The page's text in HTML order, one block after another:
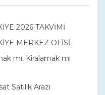
2026 TAKVİMİ
MERKEZ OFİSİ
mı, Kiralamak mı
Satılık Arazi